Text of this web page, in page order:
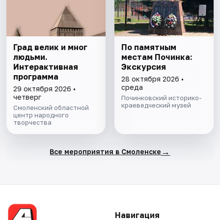
Град велик и мног
людьми.
Интерактивная
программа
29 октября 2026 •
четверг
Смоленский областной
центр народного
творчества
По памятным
местам Починка:
Экскурсия
28 октября 2026 •
среда
Починковский историко-
краеведческий музей
Все мероприятия в Смоленске →
Навигация